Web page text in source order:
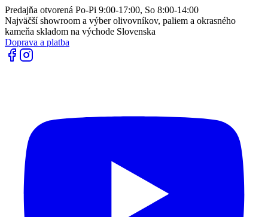
Predajňa otvorená Po-Pi 9:00-17:00, So 8:00-14:00
Najväčší showroom a výber olivovníkov, paliem a okrasného
kameňa skladom na východe Slovenska
Doprava a platba